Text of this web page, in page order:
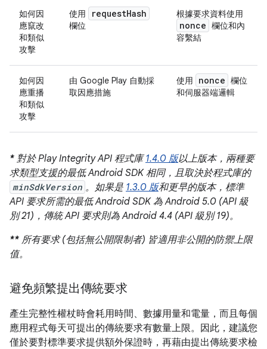
如何因
應竄改
和類似
攻擊
使用 requestHash
欄位
根據要求資料使用
nonce 欄位和內
容繫結
如何因
應重播
和類似
攻擊
由 Google Play 自動採
取因應措施
使用 nonce 欄位
和伺服器端邏輯
* 對於 Play Integrity API 程式庫1.4.0 版以上版本，兩種要
求類型支援的最低 Android SDK 相同，且取決於程式庫的
minSdkVersion 。如果是 1.3.0 版和更早的版本，標準
API 要求所需的最低 Android SDK 為 Android 5.0 (API 級
別 21)，傳統 API 要求則為 Android 4.4 (API 級別 19)。
** 所有要求 (包括無公開限制者) 皆適用非公開的防禦上限
值。
避免頻繁提出傳統要求
產生完整性權杖時會耗用時間、數據用量和電量，而且每個
應用程式每天可提出的傳統要求有數量上限。因此，建議您
僅於要對標準要求提供額外保證時，再藉由提出傳統要求檢